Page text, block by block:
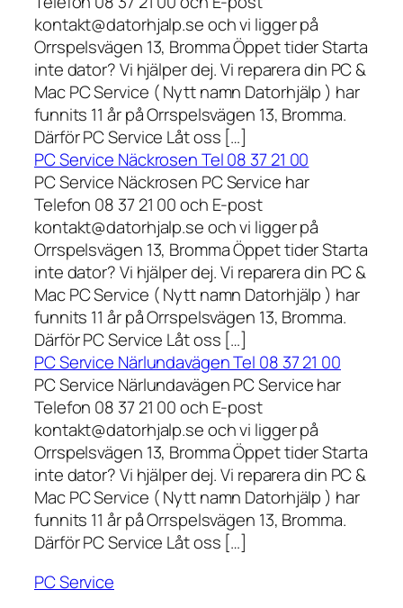
kontakt@datorhjalp.se och vi ligger på
Orrspelsvägen 13, Bromma Öppet tider Starta
inte dator? Vi hjälper dej. Vi reparera din PC &
Mac PC Service ( Nytt namn Datorhjälp ) har
funnits 11 år på Orrspelsvägen 13, Bromma.
Därför PC Service Låt oss […]
PC Service Näckrosen Tel 08 37 21 00
PC Service Näckrosen PC Service har
Telefon 08 37 21 00 och E-post
kontakt@datorhjalp.se och vi ligger på
Orrspelsvägen 13, Bromma Öppet tider Starta
inte dator? Vi hjälper dej. Vi reparera din PC &
Mac PC Service ( Nytt namn Datorhjälp ) har
funnits 11 år på Orrspelsvägen 13, Bromma.
Därför PC Service Låt oss […]
PC Service Närlundavägen Tel 08 37 21 00
PC Service Närlundavägen PC Service har
Telefon 08 37 21 00 och E-post
kontakt@datorhjalp.se och vi ligger på
Orrspelsvägen 13, Bromma Öppet tider Starta
inte dator? Vi hjälper dej. Vi reparera din PC &
Mac PC Service ( Nytt namn Datorhjälp ) har
funnits 11 år på Orrspelsvägen 13, Bromma.
Därför PC Service Låt oss […]
PC Service